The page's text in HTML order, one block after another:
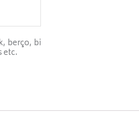
berço, bi
etc.